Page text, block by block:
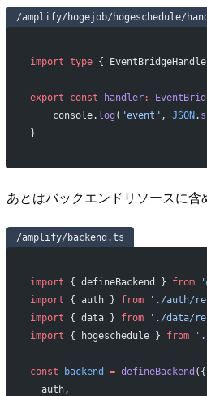
/amplify/hogejob/hogeschedule/
import type {
export const handler:
    console.
log ( "event" , JSON .
}
あとはバックエンドリソースに含
/amplify/backend.ts
import { defineBackend } from
import { auth } from './auth/
import { data } from './data/
import { hogeschedule } from './
const backend = defineBackend ({
  auth,